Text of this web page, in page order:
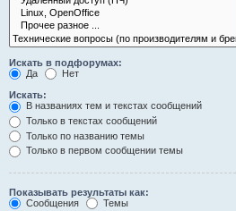
Искать в подфорумах:
Да
Нет
Искать:
В названиях тем и текстах сообщений
Только в текстах сообщений
Только по названию темы
Только в первом сообщении темы
Показывать результаты как:
Сообщения
Темы